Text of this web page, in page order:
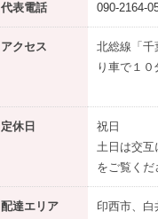
代表電話 090-2164-
アクセス
北総線「千
り車で１
定休日
祝日
土日は交互
をご覧くだ
配達エリア
印西市、